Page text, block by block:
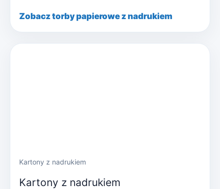
Zobacz torby papierowe z nadrukiem
Kartony z nadrukiem
Kartony z nadrukiem